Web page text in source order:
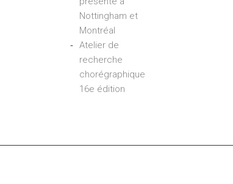
Nottingham et
Montréal
Atelier de
recherche
chorégraphique
16e édition